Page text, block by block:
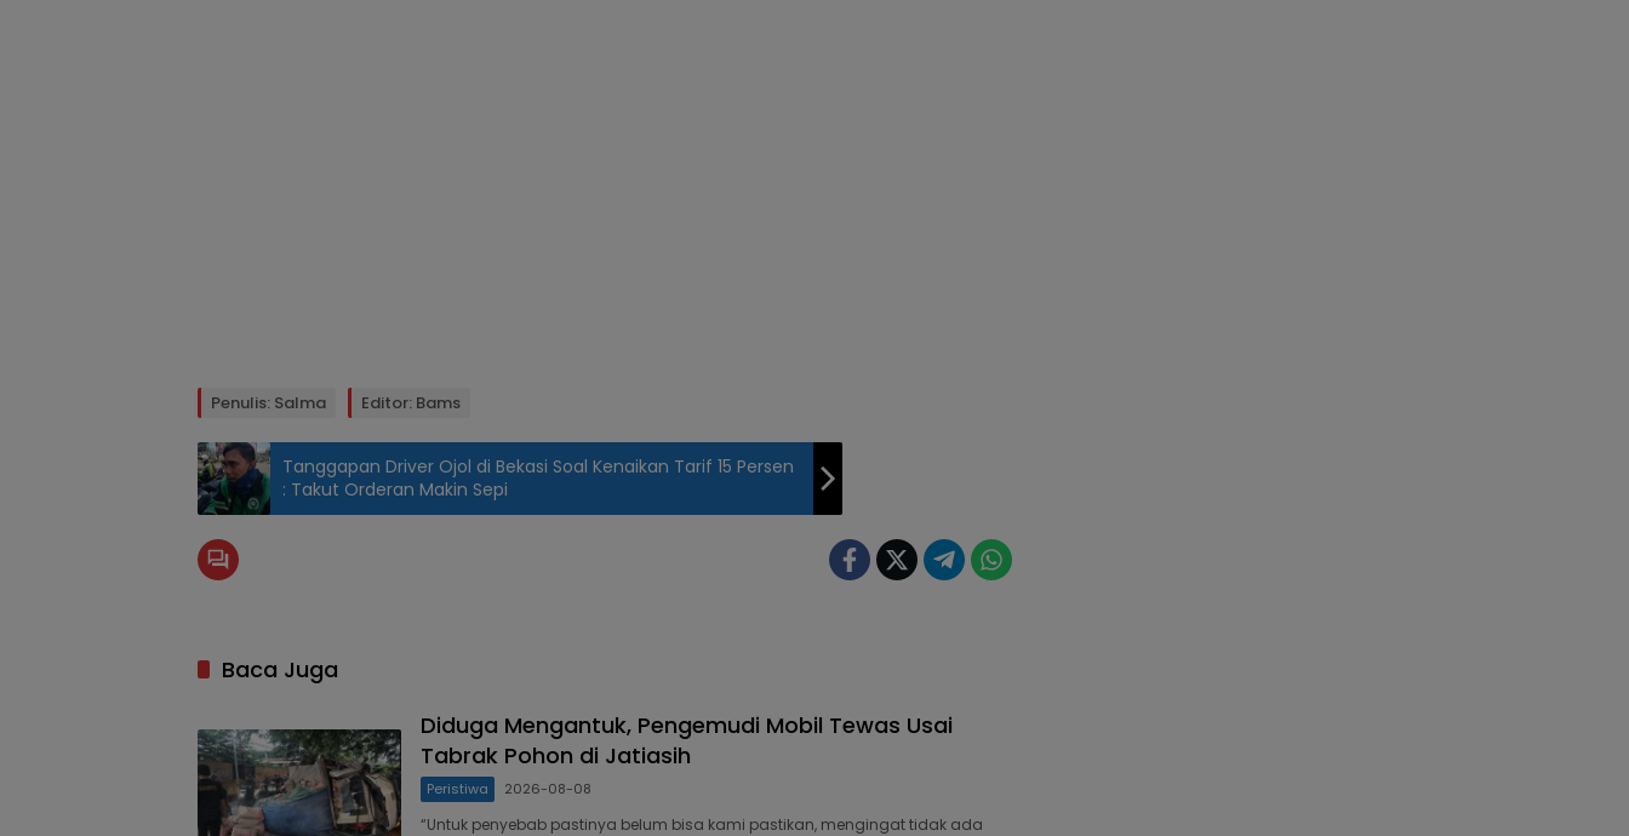
Penulis: Salma Editor: Bams
Tanggapan Driver Ojol di Bekasi Soal Kenaikan Tarif 15 Persen
: Takut Orderan Makin Sepi
Baca Juga
Diduga Mengantuk, Pengemudi Mobil Tewas Usai
Tabrak Pohon di Jatiasih
Peristiwa 2026-08-08
“Untuk penyebab pastinya belum bisa kami pastikan, mengingat tidak ada